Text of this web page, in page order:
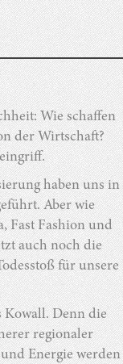
Wie schaffen
der Wirtschaft?
haben uns in
Aber wie
Fast Fashion und
auch noch die
für unsere
Kowall. Denn die
regionaler
Energie werden